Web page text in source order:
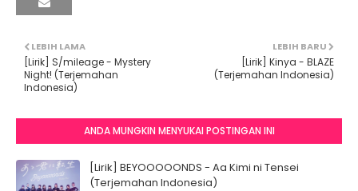
LEBIH BARU
[Lirik] Kinya - BLAZE
(Terjemahan Indonesia)
LEBIH LAMA
[Lirik] S/mileage - Mystery
Night! (Terjemahan
Indonesia)
ANDA MUNGKIN MENYUKAI POSTINGAN INI
[Lirik] BEYOOOOONDS - Aa Kimi ni Tensei
(Terjemahan Indonesia)